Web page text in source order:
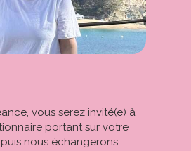
vous serez invité(e) à
portant sur votre
puis nous échangerons